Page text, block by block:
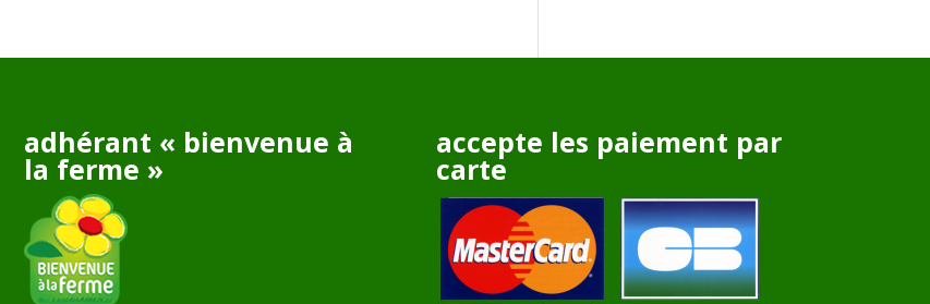
adhérant « bienvenue à
la ferme »
accepte les paiement par
carte